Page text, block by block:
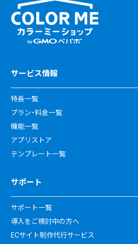
サービス情報
特長一覧
プラン・料金一覧
機能一覧
アプリストア
テンプレート一覧
サポート
サポート一覧
導入をご検討中の方へ
ECサイト制作代行サービス